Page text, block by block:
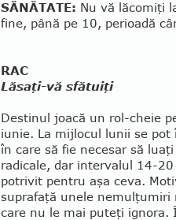
SĂNĂTATE: Nu vă lăcomiţi
fine, până pe 10, pe­ri­oa­­dă
RAC
Lăsaţi-vă sfătuiţi
Destinul joacă un rol-cheie
iunie. La mij­locul lunii se
în care să fie necesar să
radicale, dar intervalul 14-
potrivit pentru aşa ceva.
suprafaţă unele ne­mulţumiri
care nu le mai puteţi ig­nora.